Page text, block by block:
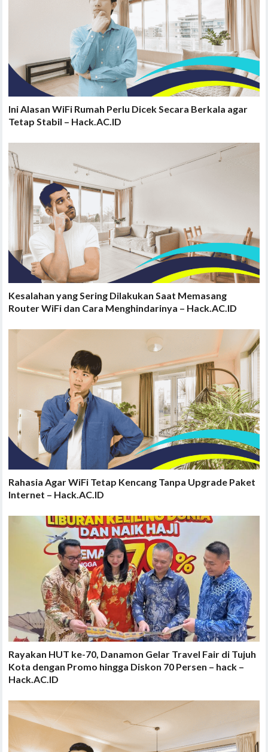
Ini Alasan WiFi Rumah Perlu Dicek Secara Berkala agar
Tetap Stabil – Hack.AC.ID
Kesalahan yang Sering Dilakukan Saat Memasang
Router WiFi dan Cara Menghindarinya – Hack.AC.ID
Rahasia Agar WiFi Tetap Kencang Tanpa Upgrade Paket
Internet – Hack.AC.ID
Rayakan HUT ke-70, Danamon Gelar Travel Fair di Tujuh
Kota dengan Promo hingga Diskon 70 Persen – hack –
Hack.AC.ID